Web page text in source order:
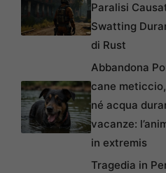
Paralisi
Swatting
di Rust
Abbandona
cane
né acqua
vacanze:
in extremis
Tragedia in